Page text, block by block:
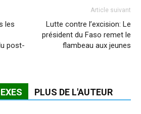
les
post-
Article suivant
Lutte contre l’excision: Le
président du Faso remet le
flambeau aux jeunes
PLUS DE L'AUTEUR